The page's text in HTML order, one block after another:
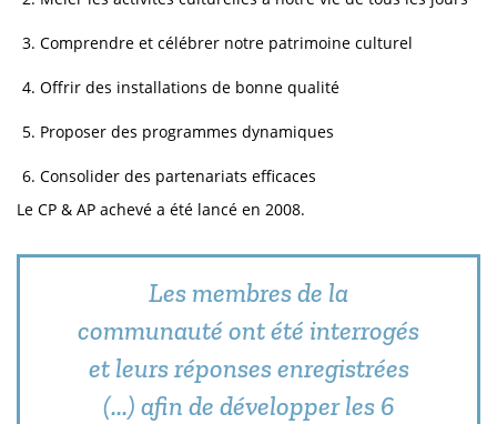
Comprendre et célébrer notre patrimoine culturel
Offrir des installations de bonne qualité
Proposer des programmes dynamiques
Consolider des partenariats efficaces
Le CP & AP achevé a été lancé en 2008.
Les membres de la
communauté ont été interrogés
et leurs réponses enregistrées
(...) afin de développer les 6